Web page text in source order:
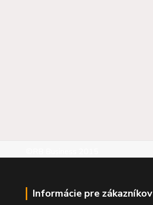
Informácie pre zákazníkov